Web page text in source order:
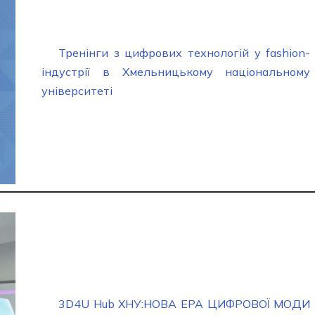
Тренінги з цифрових технологій у fashion-
індустрії в Хмельницькому національному
університеті
3D4U Hub ХНУ:НОВА ЕРА ЦИФРОВОЇ МОДИ